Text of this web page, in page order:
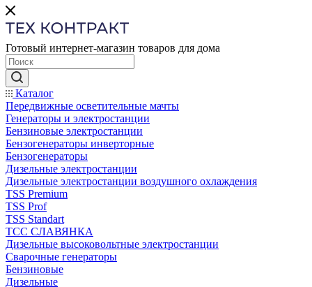
Готовый интернет-магазин товаров для дома
Каталог
Передвижные осветительные мачты
Генераторы и электростанции
Бензиновые электростанции
Бензогенераторы инверторные
Бензогенераторы
Дизельные электростанции
Дизельные электростанции воздушного охлаждения
TSS Premium
TSS Prof
TSS Standart
ТСС СЛАВЯНКА
Дизельные высоковольтные электростанции
Сварочные генераторы
Бензиновые
Дизельные